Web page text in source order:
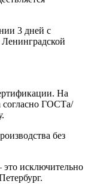
3 дней с
На
согласно ГОСТа/
без
это исключительно